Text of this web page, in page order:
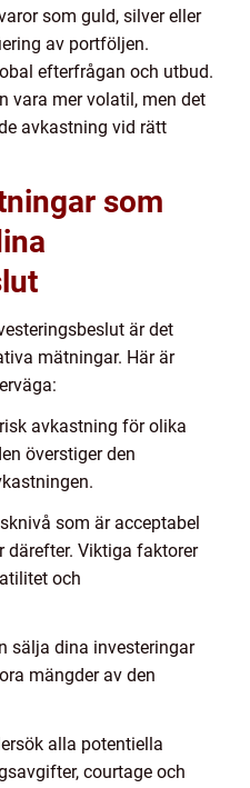
som guld, silver eller
av portföljen.
efterfrågan och utbud.
vara mer volatil, men det
avkastning vid rätt
som
är det
mätningar. Här är
avkastning för olika
överstiger den
som är acceptabel
därefter. Viktiga faktorer
och
sälja dina investeringar
mängder av den
alla potentiella
courtage och